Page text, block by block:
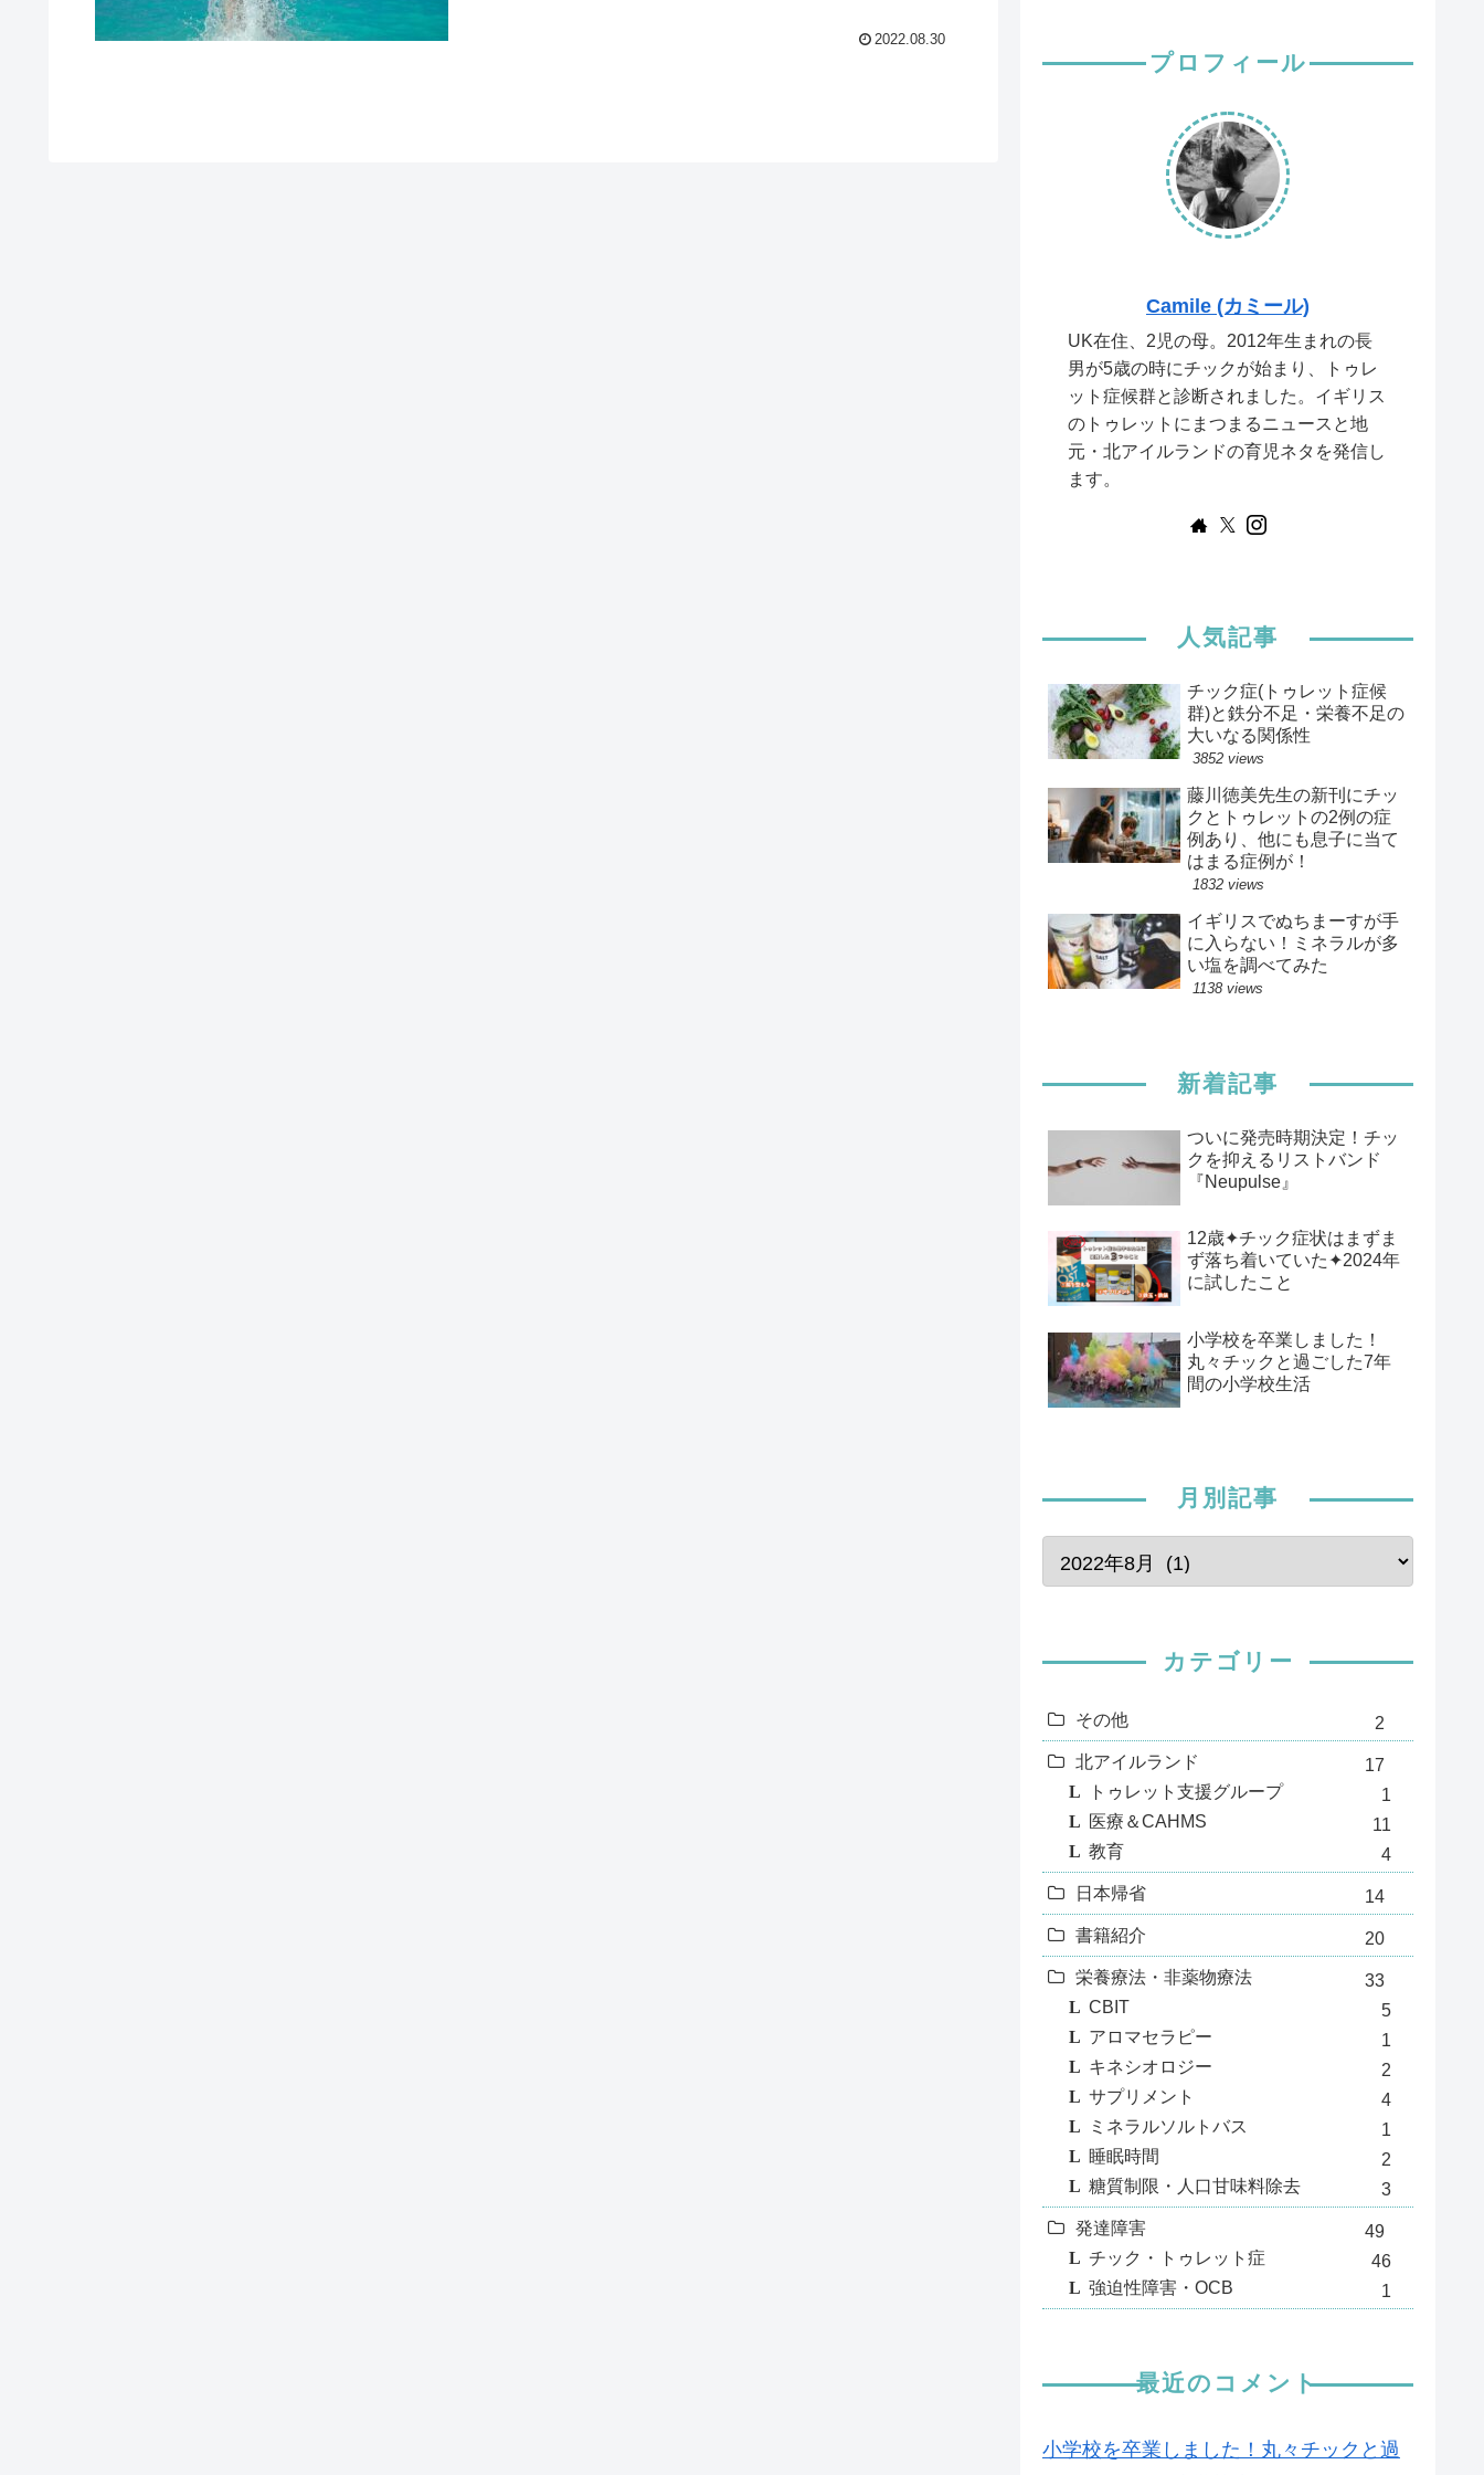
2022.08.30
プロフィール
Camile (カミール)
UK在住、2児の母。2012年生まれの長
男が5歳の時にチックが始まり、トゥレ
ット症候群と診断されました。イギリス
のトゥレットにまつまるニュースと地
元・北アイルランドの育児ネタを発信し
ます。
人気記事
チック症(トゥレット症候
群)と鉄分不足・栄養不足の
大いなる関係性
3852 views
藤川徳美先生の新刊にチッ
クとトゥレットの2例の症
例あり、他にも息子に当て
はまる症例が！
1832 views
イギリスでぬちまーすが手
に入らない！ミネラルが多
い塩を調べてみた
1138 views
新着記事
ついに発売時期決定！チッ
クを抑えるリストバンド
『Neupulse』
12歳✦チック症状はまずま
ず落ち着いていた✦2024年
に試したこと
小学校を卒業しました！
丸々チックと過ごした7年
間の小学校生活
月別記事
カテゴリー
その他 2
北アイルランド
17
トゥレット支援グループ
1
医療＆CAHMS
11
教育
4
日本帰省 14
書籍紹介 20
栄養療法・非薬物療法
33
CBIT
5
アロマセラピー
1
キネシオロジー
2
サプリメント
4
ミネラルソルトバス
1
睡眠時間
2
糖質制限・人口甘味料除去
3
発達障害
49
チック・トゥレット症
46
強迫性障害・OCB
1
最近のコメント
小学校を卒業しました！丸々チックと過